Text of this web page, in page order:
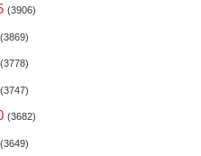
(3906)
(3869)
(3778)
(3747)
(3682)
(3649)